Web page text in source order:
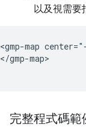
以及視需要
<gmp-map
</gmp-map>
完整程式碼範